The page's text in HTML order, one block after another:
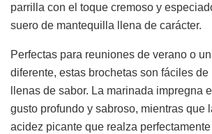
parrilla con el toque cremoso y
suero de mantequilla llena de carácter.
Perfectas para reuniones de verano o
diferente, estas brochetas son fáciles de
llenas de sabor. La marinada impregna
gusto profundo y sabroso, mientras que
acidez picante que realza